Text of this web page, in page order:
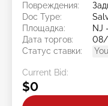
Повреждения:
Doc Type:
Площадка:
NJ
Дата торгов:
Статус ставки:
Current Bid:
$0